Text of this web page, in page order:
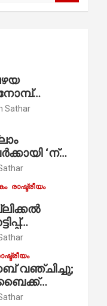
റവ.ഫാ.
Sathar
‘ന്യൂ
കാര്‍ഡ്
രാഷ്ട്രീയം
വഞ്ചിച്ചു;
ബൈക്ക്